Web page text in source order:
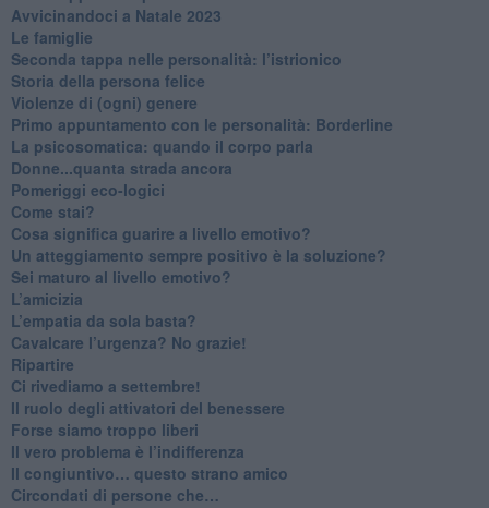
​Avvicinandoci a Natale 2023
Le famiglie
Seconda tappa nelle personalità: l’istrionico
​Storia della persona felice
Violenze di (ogni) genere
​Primo appuntamento con le personalità: Borderline
La psicosomatica: quando il corpo parla
Donne...quanta strada ancora
​Pomeriggi eco-logici
​Come stai?
Cosa significa guarire a livello emotivo?
​Un atteggiamento sempre positivo è la soluzione?
​Sei maturo al livello emotivo?
​L’amicizia
​L’empatia da sola basta?
​Cavalcare l’urgenza? No grazie!
Ripartire
​Ci rivediamo a settembre!
​Il ruolo degli attivatori del benessere
​Forse siamo troppo liberi
​Il vero problema è l’indifferenza
​Il congiuntivo… questo strano amico
​Circondati di persone che…